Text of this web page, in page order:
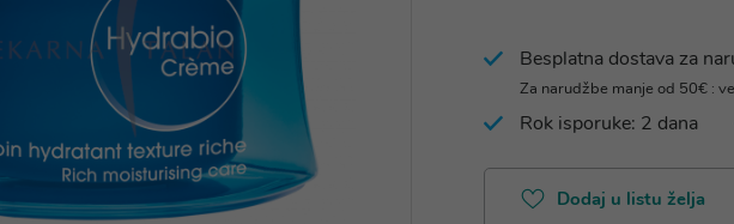
Besplatna dostava za
Za narudžbe manje od 50€ :
Rok isporuke: 2 dana
Dodaj u listu želja